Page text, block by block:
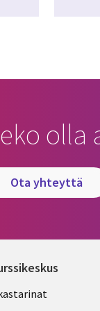
olla
ota yhteyttä